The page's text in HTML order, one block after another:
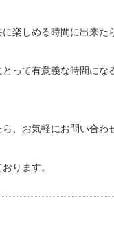
楽しめる時間に出来た
って有意義な時間にな
、お気軽にお問い合わ
ります。